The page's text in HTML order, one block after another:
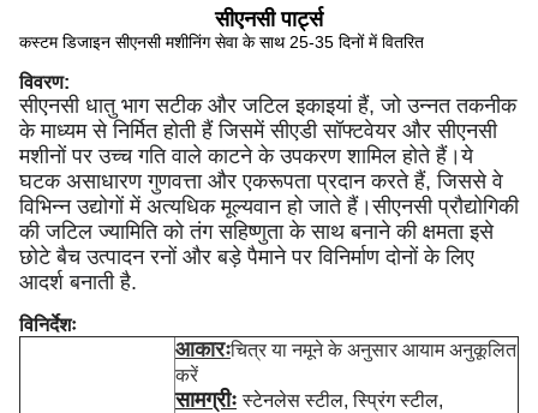
सीएनसी पार्ट्स
कस्टम डिजाइन सीएनसी मशीनिंग सेवा के साथ 25-35 दिनों में वितरित
विवरण:
सीएनसी धातु भाग सटीक और जटिल इकाइयां हैं, जो उन्नत तकनीक
के माध्यम से निर्मित होती हैं जिसमें सीएडी सॉफ्टवेयर और सीएनसी
मशीनों पर उच्च गति वाले काटने के उपकरण शामिल होते हैं।ये
घटक असाधारण गुणवत्ता और एकरूपता प्रदान करते हैं, जिससे वे
विभिन्न उद्योगों में अत्यधिक मूल्यवान हो जाते हैं।सीएनसी प्रौद्योगिकी
की जटिल ज्यामिति को तंग सहिष्णुता के साथ बनाने की क्षमता इसे
छोटे बैच उत्पादन रनों और बड़े पैमाने पर विनिर्माण दोनों के लिए
आदर्श बनाती है.
विनिर्देशः
आकारःचित्र या नमूने के अनुसार आयाम अनुकूलित
करें
सामग्रीः स्टेनलेस स्टील, स्प्रिंग स्टील,